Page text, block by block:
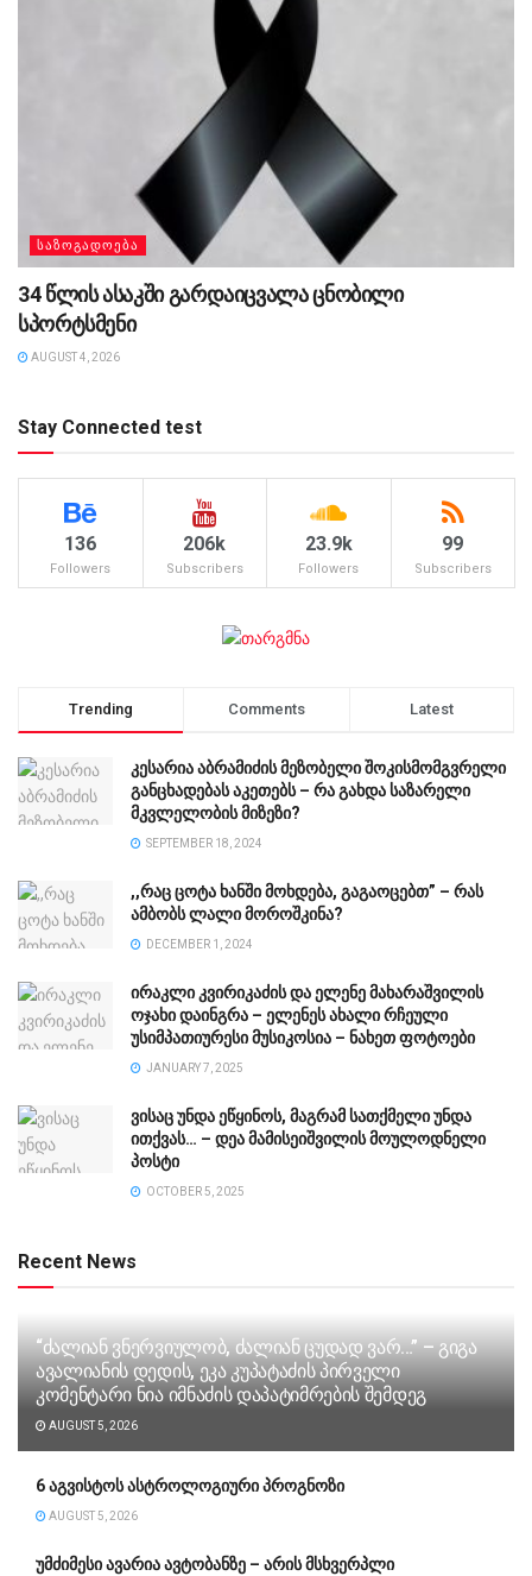
ᲡᲐᲖᲝᲒᲐᲓᲝᲔᲑᲐ
34 წლის ასაკში გარდაიცვალა ცნობილი
სპორტსმენი
AUGUST 4, 2026
Stay Connected test
136
Followers
206k
Subscribers
23.9k
Followers
99
Subscribers
Trending Comments Latest
კესარია აბრამიძის მეზობელი შოკისმომგვრელი
განცხადებას აკეთებს – რა გახდა საზარელი
მკვლელობის მიზეზი?
SEPTEMBER 18, 2024
,,რაც ცოტა ხანში მოხდება, გაგაოცებთ” – რას
ამბობს ლალი მოროშკინა?
DECEMBER 1, 2024
ირაკლი კვირიკაძის და ელენე მახარაშვილის
ოჯახი დაინგრა – ელენეს ახალი რჩეული
უსიმპათიურესი მუსიკოსია – ნახეთ ფოტოები
JANUARY 7, 2025
ვისაც უნდა ეწყინოს, მაგრამ სათქმელი უნდა
ითქვას… – დეა მამისეიშვილის მოულოდნელი
პოსტი
OCTOBER 5, 2025
Recent News
“ძა­ლი­ან ვნერ­ვი­უ­ლობ, ძა­ლი­ან ცუ­დად ვარ…” – გიგა
ავა­ლი­ა­ნის დე­დის, ეკა კუ­პა­ტა­ძის პირველი
კომენტარი ნია იმნაძის დაპატიმრების შემდეგ
AUGUST 5, 2026
6 აგვისტოს ასტროლოგიური პროგნოზი
AUGUST 5, 2026
უმძიმესი ავარია ავტობანზე – არის მსხვერპლი